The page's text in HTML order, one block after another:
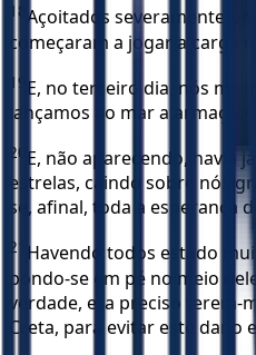
18 Açoitados severamente
começaram a jogar a carga
19 E, no terceiro dia, nós
lançamos ao mar a armação
20 E, não aparecendo, havia
estrelas, caindo sobre nós
se, afinal, toda a esperança
21
Havendo todos estado
pondo-se em pé no meio
verdade, era preciso terem-
Creta, para evitar este dano